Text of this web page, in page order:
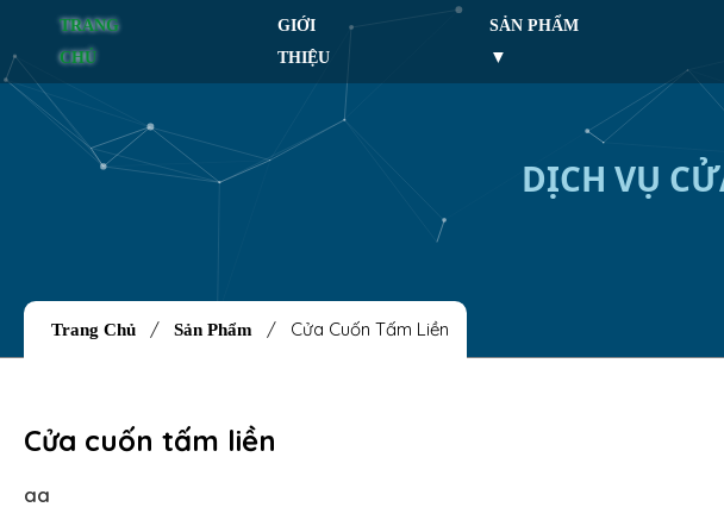
TRANG
CHỦ
GIỚI
THIỆU
SẢN PHẨM
DỊCH VỤ
Trang Chủ / Sản Phẩm / Cửa Cuốn Tấm Liền
Cửa cuốn tấm liền
aa